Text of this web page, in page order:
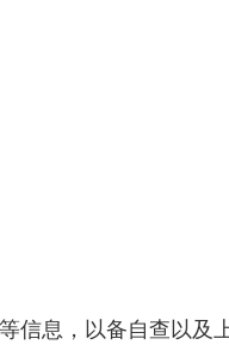
信息，以备自查以及